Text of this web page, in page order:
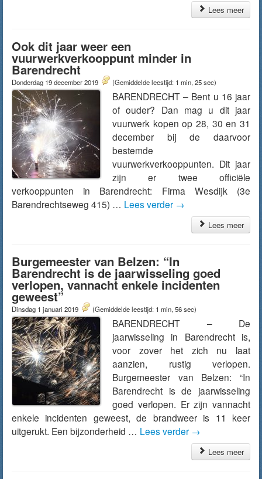
Lees meer
Ook dit jaar weer een
vuurwerkverkooppunt minder in
Barendrecht
Donderdag 19 december 2019 (Gemiddelde leestijd: 1 min, 25 sec)
BARENDRECHT – Bent u 16 jaar
of ouder? Dan mag u dit jaar
vuurwerk kopen op 28, 30 en 31
december bij de daarvoor
bestemde
vuurwerkverkooppunten. Dit jaar
zijn er twee officiële
verkooppunten in Barendrecht: Firma Wesdijk (3e
Barendrechtseweg 415) … Lees verder →
Lees meer
Burgemeester van Belzen: “In
Barendrecht is de jaarwisseling goed
verlopen, vannacht enkele incidenten
geweest”
Dinsdag 1 januari 2019 (Gemiddelde leestijd: 1 min, 56 sec)
BARENDRECHT – De
jaarwisseling in Barendrecht is,
voor zover het zich nu laat
aanzien, rustig verlopen.
Burgemeester van Belzen: “In
Barendrecht is de jaarwisseling
goed verlopen. Er zijn vannacht
enkele incidenten geweest, de brandweer is 11 keer
uitgerukt. Een bijzonderheid … Lees verder →
Lees meer